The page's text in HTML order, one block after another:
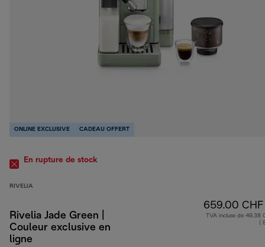
ONLINE EXCLUSIVE CADEAU OFFERT
En rupture de stock
RIVELIA
Rivelia Jade Green |
Couleur exclusive en
ligne
659.00 CHF
TVA incluse de 49.38
(